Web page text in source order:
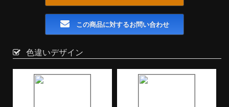
この商品に対するお問い合わせ
色違いデザイン